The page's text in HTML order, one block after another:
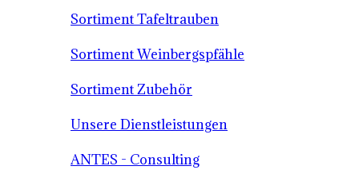
Sortiment Tafeltrauben
Sortiment Weinbergspfähle
Sortiment Zubehör
Unsere Dienstleistungen
ANTES - Consulting